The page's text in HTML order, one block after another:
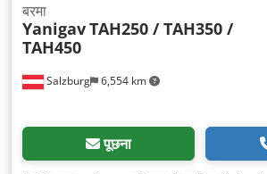
Salzburg 6,554 km
बरमा
YanigavTAH250 / TAH350 /
TAH450
पूछना